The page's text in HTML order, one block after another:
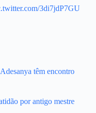
3di7jdP7GU
têm encontro
por antigo mestre